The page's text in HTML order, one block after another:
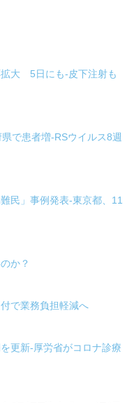
大 5日にも-皮下注射も
で患者増-RSウイルス8週
民」事例発表-東京都、11
か？
で業務負担軽減へ
更新-厚労省がコロナ診療